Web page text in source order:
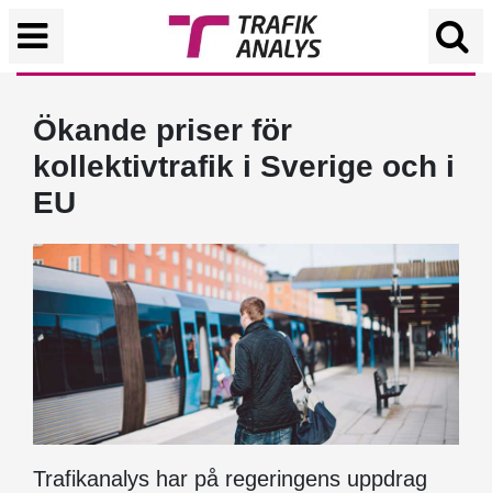
Ökande priser för
kollektivtrafik i Sverige och i
EU
Trafikanalys har på regeringens uppdrag